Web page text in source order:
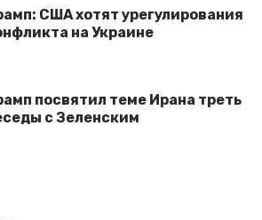
США хотят урегулирования
на Украине
посвятил теме Ирана треть
с Зеленским